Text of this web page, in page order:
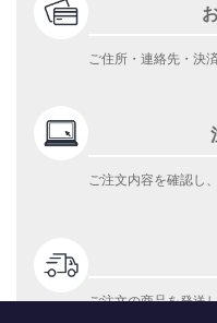
ご住所・連絡先・決
ご注文内容を確認し
ご注文の商品を発送